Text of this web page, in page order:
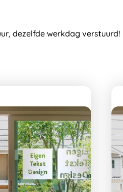
dezelfde werkdag verstuurd!